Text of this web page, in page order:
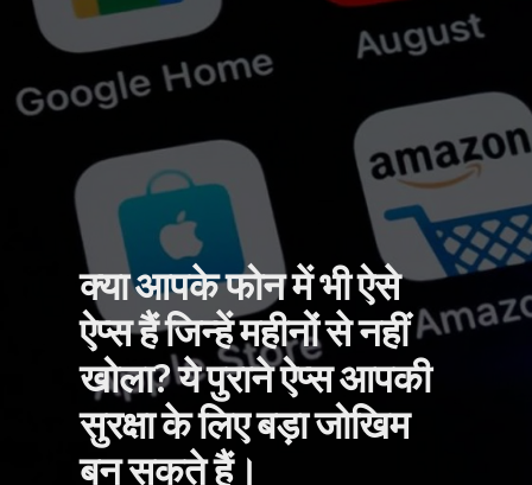
क्या आपके फोन में भी ऐसे
ऐप्स हैं जिन्हें महीनों से नहीं
खोला? ये पुराने ऐप्स आपकी
सुरक्षा के लिए बड़ा जोखिम
बन सकते हैं।